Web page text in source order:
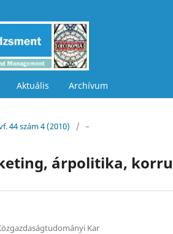
Aktuális Archívum
44 szám 4 (2010) / –
árpolitika,
Kar